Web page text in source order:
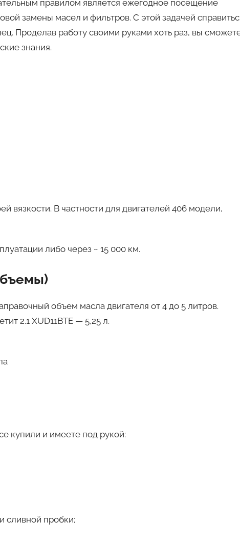
правилом является ежегодное посещение
замены масел и фильтров. С этой задачей
Проделав работу своими руками хоть раз, вы
знания.
вязкости. В частности для двигателей 406 модели,
либо через ~ 15 000 км.
объем масла двигателя от 4 до 5 литров.
2.1 XUD11BTE — 5,25 л.
купили и имеете под рукой:
сливной пробки;